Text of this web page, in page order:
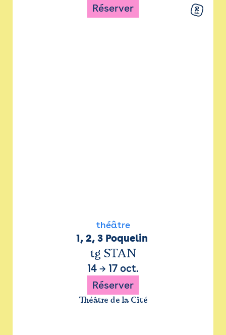
Réserver
théâtre
1, 2, 3 Poquelin
tg STAN
14 → 17 oct.
Réserver
Théâtre de la Cité